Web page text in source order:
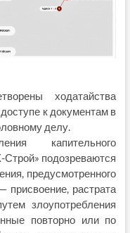
ходатайства
к документам в
делу.
капительного
подозреваются
предусмотренного
растрата
злоупотребления
повторно или по